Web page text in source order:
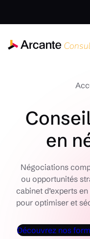
en
Négociations
ou opportunités
cabinet d’experts
pour optimiser et
Découvrez nos